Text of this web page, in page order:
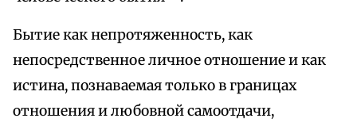
Бытие как непротяженность, как
непосредственное личное отношение и как
истина, познаваемая только в границах
отношения и любовной самоотдачи,